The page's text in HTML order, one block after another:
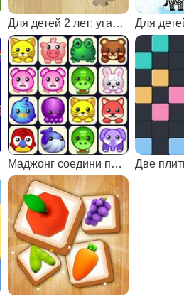
Для детей 2 лет: угадай объект по тени
Маджонг соедини пары Две